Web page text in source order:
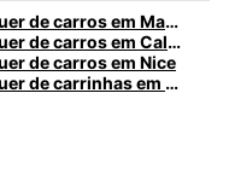
Aluguer de carros em Madrid
Aluguer de carros em Caldas da Rainha
de carros em Nice
Aluguer de carrinhas em Santa Maria da Feira